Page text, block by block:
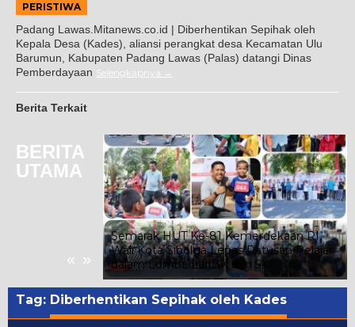
PERISTIWA
Padang Lawas.Mitanews.co.id | Diberhentikan Sepihak oleh
Kepala Desa (Kades), aliansi perangkat desa Kecamatan Ulu
Barumun, Kabupaten Padang Lawas (Palas) datangi Dinas
Pemberdayaan Selengkapnya
Berita Terkait
BERITA
UTAMA
« »
Semarak HUT Ke-81 Kemerdekaan RI,
Wali Kota Sibolga Lepas Ratusan Pelajar
dalam Lomba Lari 3K dan 5K
Tag: Diberhentikan Sepihak oleh Kades